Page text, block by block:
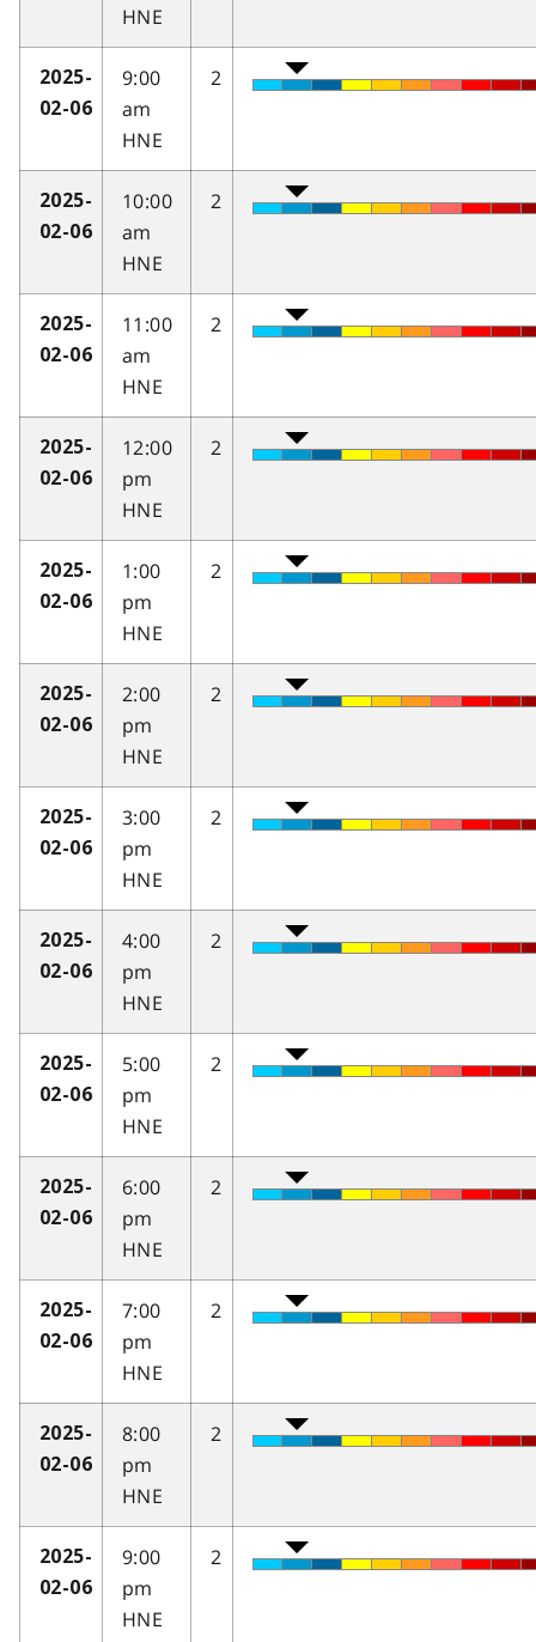
HNE
2025-
02-06
9:00
am
HNE
2
2025-
02-06
10:00
am
HNE
2
2025-
02-06
11:00
am
HNE
2
2025-
02-06
12:00
pm
HNE
2
2025-
02-06
1:00
pm
HNE
2
2025-
02-06
2:00
pm
HNE
2
2025-
02-06
3:00
pm
HNE
2
2025-
02-06
4:00
pm
HNE
2
2025-
02-06
5:00
pm
HNE
2
2025-
02-06
6:00
pm
HNE
2
2025-
02-06
7:00
pm
HNE
2
2025-
02-06
8:00
pm
HNE
2
2025-
02-06
9:00
pm
HNE
2